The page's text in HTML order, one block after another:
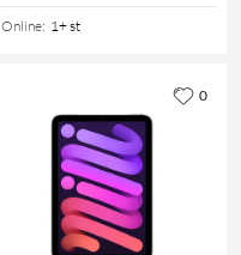
Online: 1+ st
0